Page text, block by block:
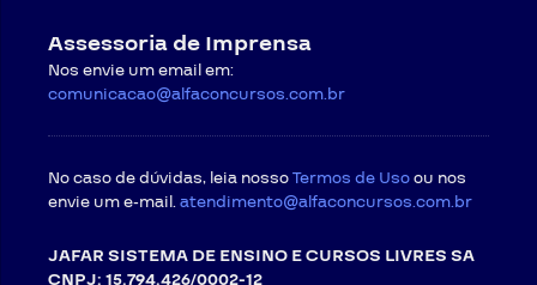
Assessoria de Imprensa
Nos envie um email em:
comunicacao@alfaconcursos.com.br
No caso de dúvidas, leia nossoTermos de Usoou nos
envie um e-mail.atendimento@alfaconcursos.com.br
JAFAR SISTEMA DE ENSINO E CURSOS LIVRES SA
CNPJ: 15.794.426/0002-12